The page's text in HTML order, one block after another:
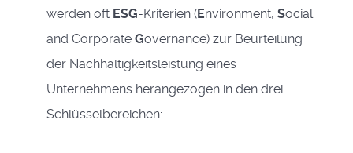
werden oft ESG-Kriterien (Environment, Social
and Corporate Governance) zur Beurteilung
der Nachhaltigkeitsleistung eines
Unternehmens herangezogen in den drei
Schlüsselbereichen: